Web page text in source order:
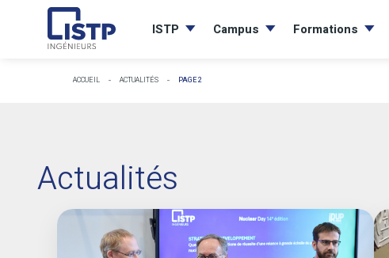
ISTP Campus Formations
ACCUEIL - ACTUALITÉS - PAGE 2
Actualités